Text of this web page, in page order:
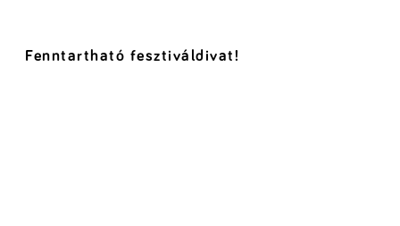
Fenntartható fesztiváldivat!